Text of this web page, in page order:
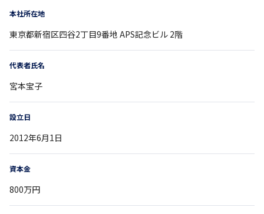
本社所在地
東京都新宿区四谷2丁目9番地 APS記念ビル 2階
代表者氏名
宮本宝子
設立日
2012年6月1日
資本金
800万円